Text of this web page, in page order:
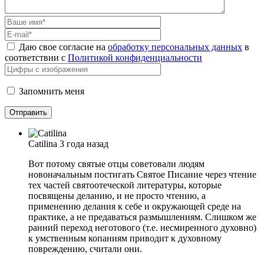
Даю свое согласие на обработку персональных данных в
соответствии с Политикой конфиденциальности
Запомнить меня
Catilina 3 года назад
Вот потому святые отцы советовали людям
новоначальным постигать Святое Писание через чтение
тех частей святоотеческой литературы, которые
посвящены деланию, и не просто чтению, а
применению делания к себе и окружающей среде на
практике, а не предаваться размышлениям. Слишком же
ранний переход неготового (т.е. несмиренного духовно)
к умственным копаниям приводит к духовному
повреждению, считали они.